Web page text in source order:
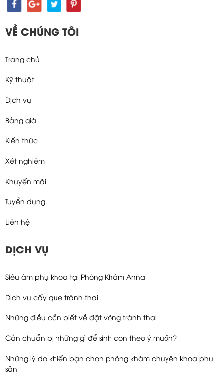
VỀ CHÚNG TÔI
Trang chủ
Kỹ thuật
Dịch vụ
Bảng giá
Kiến thức
Xét nghiệm
Khuyến mãi
Tuyển dụng
Liên hệ
DỊCH VỤ
Siêu âm phụ khoa tại Phòng Khám Anna
Dịch vụ cấy que tránh thai
Những điều cần biết về đặt vòng tránh thai
Cần chuẩn bị những gì để sinh con theo ý muốn?
Những lý do khiến bạn chọn phòng khám chuyên khoa phụ
sản